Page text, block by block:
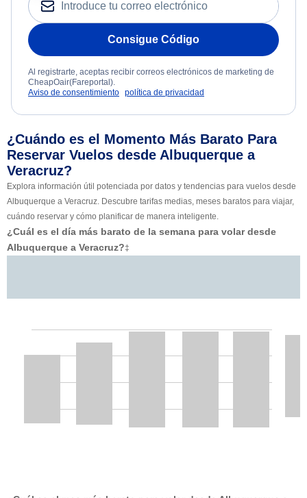
Consigue Código
Al registrarte, aceptas recibir correos electrónicos de marketing de
CheapOair(Fareportal).
Aviso de consentimiento política de privacidad
¿Cuándo es el Momento Más Barato Para
Reservar Vuelos desde Albuquerque a
Veracruz?
Explora información útil potenciada por datos y tendencias para vuelos desde
Albuquerque a Veracruz. Descubre tarifas medias, meses baratos para viajar,
cuándo reservar y cómo planificar de manera inteligente.
¿Cuál es el día más barato de la semana para volar desde
Albuquerque a Veracruz?‡